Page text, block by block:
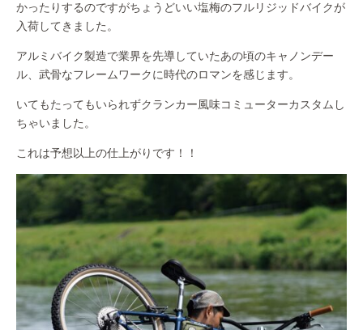
かったりするのですがちょうどいい塩梅のフルリジッドバイクが
入荷してきました。
アルミバイク製造で業界を先導していたあの頃のキャノンデー
ル、武骨なフレームワークに時代のロマンを感じます。
いてもたってもいられずクランカー風味コミューターカスタムし
ちゃいました。
これは予想以上の仕上がりです！！